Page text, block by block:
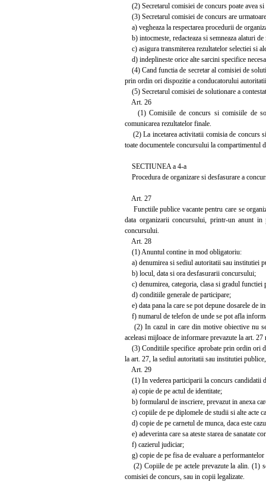
(2) Secretarul comisiei de concurs poate avea
(3) Secretarul comisiei de concurs are
a) vegheaza la respectarea procedurii de
b) intocmeste, redacteaza si semneaza alaturi
c) asigura transmiterea rezultatelor selectiei si
d) indeplineste orice alte sarcini specifice
(4) Cand functia de secretar al comisiei de
prin ordin ori dispozitie a conducatorului
(5) Secretarul comisiei de solutionare a
Art. 26
(1) Comisiile de concurs si comisiile de
comunicarea rezultatelor finale.
(2) La incetarea activitatii comisia de concurs
toate documentele concursului la compartimentul
SECTIUNEA a 4-a
Procedura de organizare si desfasurare a
Art. 27
Functiile publice vacante pentru care se
data organizarii concursului, printr-un anunt
concursului.
Art. 28
(1) Anuntul contine in mod obligatoriu:
a) denumirea si sediul autoritatii sau institutiei
b) locul, data si ora desfasurarii concursului;
c) denumirea, categoria, clasa si gradul functiei
d) conditiile generale de participare;
e) data pana la care se pot depune dosarele de
f) numarul de telefon de unde se pot afla
(2) In cazul in care din motive obiective nu se
aceleasi mijloace de informare prevazute la art.
(3) Conditiile specifice aprobate prin ordin ori
la art. 27, la sediul autoritatii sau institutiei
Art. 29
(1) In vederea participarii la concurs candidatii
a) copie de pe actul de identitate;
b) formularul de inscriere, prevazut in anexa
c) copiile de pe diplomele de studii si alte acte
d) copie de pe carnetul de munca, daca este
e) adeverinta care sa ateste starea de sanatate
f) cazierul judiciar;
g) copie de pe fisa de evaluare a
(2) Copiile de pe actele prevazute la alin. (1)
comisiei de concurs, sau in copii legalizate.